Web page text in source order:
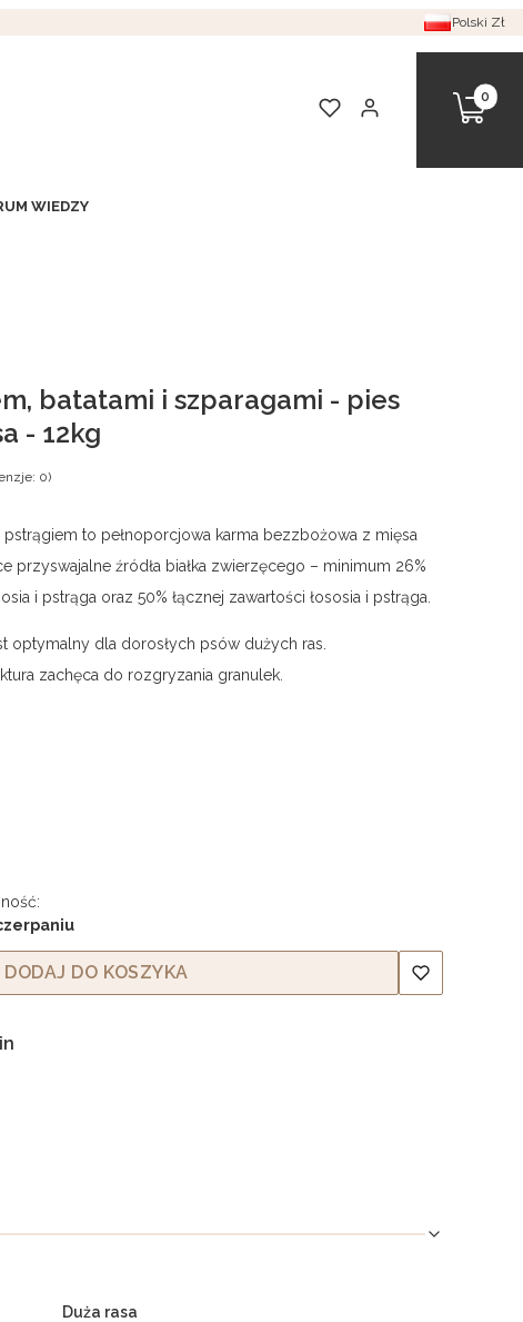
Polski Zł
UlubioneZaloguj się Koszyk
WIEDZY
batatami i szparagami - pies
- 12kg
0)
pstrągiem to pełnoporcjowa karma bezzbożowa z mięsa
przyswajalne źródła białka zwierzęcego – minimum 26%
i pstrąga oraz 50% łącznej zawartości łososia i pstrąga.
optymalny dla dorosłych psów dużych ras.
zachęca do rozgryzania granulek.
DODAJ DO KOSZYKA
Duża rasa